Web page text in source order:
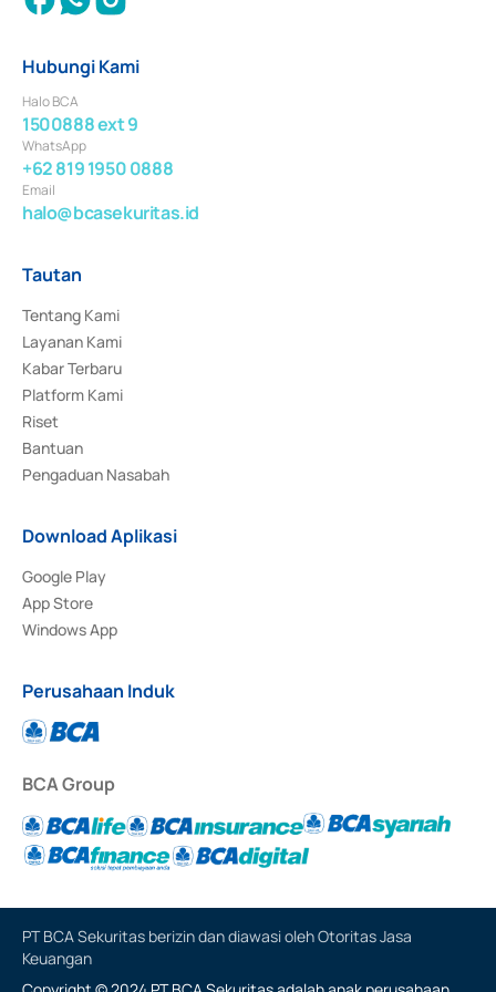
Hubungi Kami
Halo BCA
1500888 ext 9
WhatsApp
+62 819 1950 0888
Email
halo@bcasekuritas.id
Tautan
Tentang Kami
Layanan Kami
Kabar Terbaru
Platform Kami
Riset
Bantuan
Pengaduan Nasabah
Download Aplikasi
Google Play
App Store
Windows App
Perusahaan Induk
BCA Group
PT BCA Sekuritas berizin dan diawasi oleh Otoritas Jasa
Keuangan